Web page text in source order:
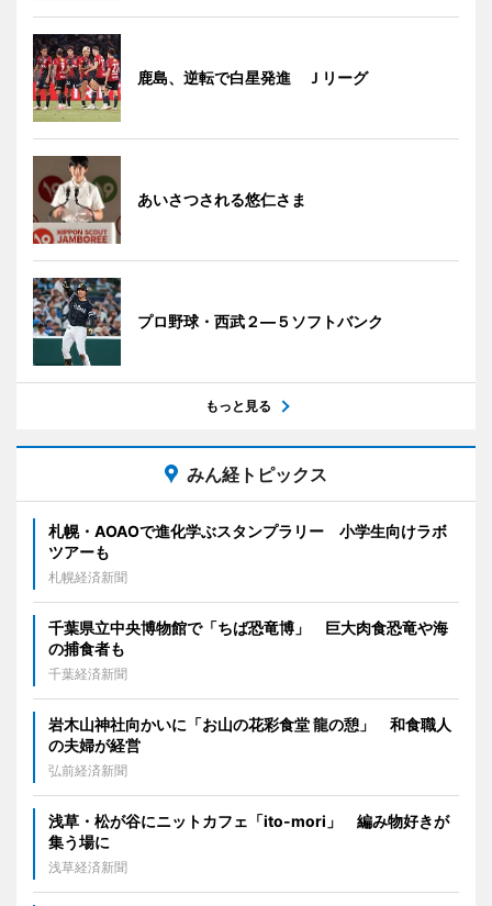
鹿島、逆転で白星発進 Ｊリーグ
あいさつされる悠仁さま
プロ野球・西武２―５ソフトバンク
もっと見る
みん経トピックス
札幌・AOAOで進化学ぶスタンプラリー 小学生向けラボ
ツアーも
札幌経済新聞
千葉県立中央博物館で「ちば恐竜博」 巨大肉食恐竜や海
の捕食者も
千葉経済新聞
岩木山神社向かいに「お山の花彩食堂 龍の憩」 和食職人
の夫婦が経営
弘前経済新聞
浅草・松が谷にニットカフェ「ito-mori」 編み物好きが
集う場に
浅草経済新聞